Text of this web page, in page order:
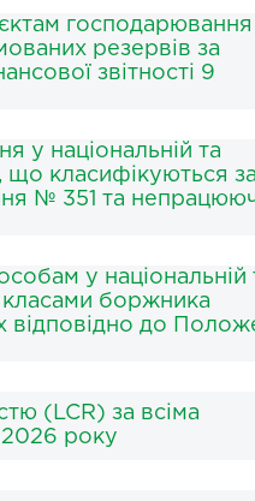
господарювання
резервів за
звітності 9
у національній та
що класифікуються за
№ 351 та
у національній
класами боржника
відповідно до
(LCR) за всіма
2026 року